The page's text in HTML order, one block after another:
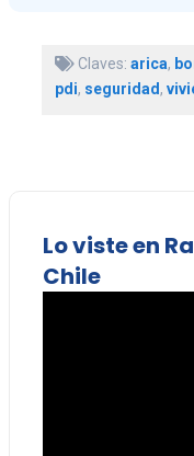
Claves: arica,
pdi, seguridad,
Lo viste en
Chile